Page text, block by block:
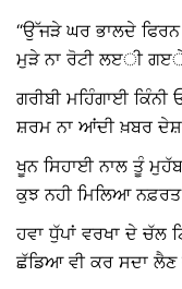
“ਉੱਜੜੇ ਘਰ ਭਾਲਦੇ
ਮੁੜੇ ਨਾ ਰੋਟੀ ਲੲੀ
ਗਰੀਬੀ ਮਹਿੰਗਾਈ
ਸ਼ਰਮ ਨਾ ਆਂਦੀ ਖ਼ਬਰ
ਖੂਨ ਸਿਹਾਈ ਨਾਲ ਤੂੰ
ਕੁਝ ਨਹੀ ਮਿਲਿਆ
ਹਵਾ ਧੁੱਪਾਂ ਵਰਖਾ ਦੇ ਚੱਲ
ਛੱਡਿਆ ਵੀ ਕਰ ਸਦਾ